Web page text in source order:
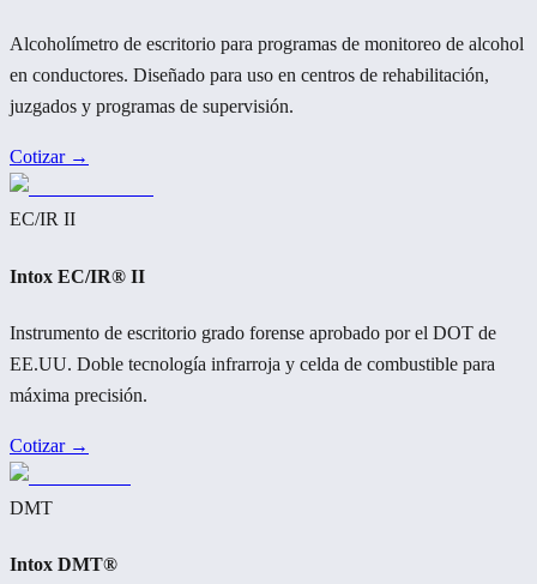
Alcoholímetro de escritorio para programas de monitoreo de alcohol
en conductores. Diseñado para uso en centros de rehabilitación,
juzgados y programas de supervisión.
Cotizar →
EC/IR II
Intox EC/IR® II
Instrumento de escritorio grado forense aprobado por el DOT de
EE.UU. Doble tecnología infrarroja y celda de combustible para
máxima precisión.
Cotizar →
DMT
Intox DMT®